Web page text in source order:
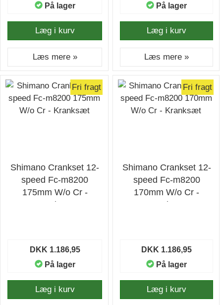
På lager
Læg i kurv
Læs mere »
På lager
Læg i kurv
Læs mere »
Fri fragt
Shimano Crankset 12-
speed Fc-m8200
175mm W/o Cr -
Kranksæt
DKK 1.186,95
På lager
Læg i kurv
Fri fragt
Shimano Crankset 12-
speed Fc-m8200
170mm W/o Cr -
Kranksæt
DKK 1.186,95
På lager
Læg i kurv